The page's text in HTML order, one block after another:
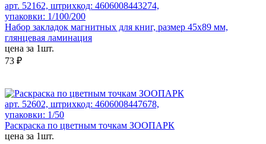
арт. 52162, штрихкод: 4606008443274,
упаковки: 1/100/200
Набор закладок магнитных для книг, размер 45х89 мм,
глянцевая ламинация
цена за 1шт.
73 ₽
арт. 52602, штрихкод: 4606008447678,
упаковки: 1/50
Раскраска по цветным точкам ЗООПАРК
цена за 1шт.